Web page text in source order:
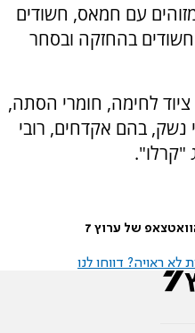
עם חמאס, חשודים
בהחזקה ובסחר
לחימה, חומרי הסתה,
בהם אקדחים, רובי
של ערוץ 7
ראויה? דווחו לנו